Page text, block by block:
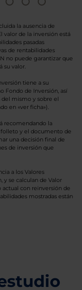
la ausencia de
valor de la inversión está
pasadas
de rentabilidades
no puede garantizar que
su valor.
tiene a su
Fondo de Inversión, así
del mismo y sobre el
en «ver ficha»).
recomendando la
y el documento de
una decisión final de
de inversión que
a los Valores
y se calculan de Valor
actual con reinversión de
mostradas están